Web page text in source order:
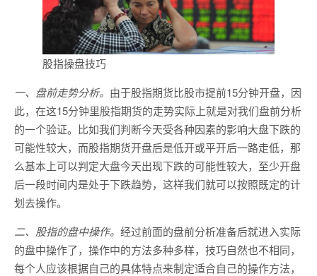
股指操盘技巧
一、盘前走势分析。 由于股指期货比股市提前15分钟开盘，因
此，在这15分钟里股指期货的走势实际上就是对我们盘前分析
的一个验证。比如我们判断今天受各种因素的影响大盘下跌的
可能性较大，而股指期货开盘后是低开或平开后一路走低，那
么基本上可以判定大盘今天出现下跌的可能性较大，至少开盘
后一段时间内是处于下跌趋势，这样我们就可以按照既定的计
划去操作。
二、股指的盘中操作。 经过前面的盘前分析准备后就进入实际
的盘中操作了，操作中的方法多种多样，技巧自然也不相同，
每个人应该根据自己的具体特点来制定适合自己的操作方法，